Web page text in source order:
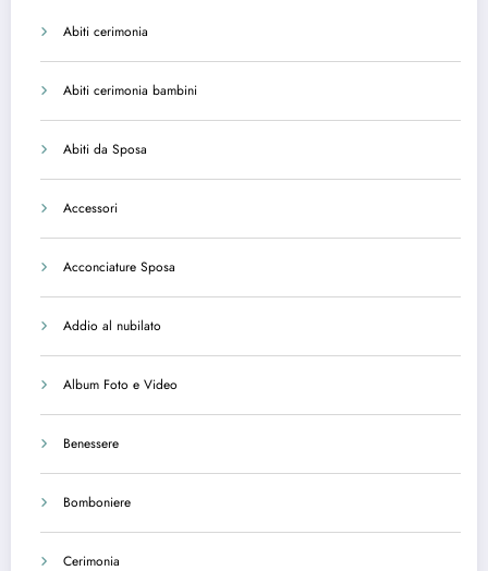
Abiti cerimonia
Abiti cerimonia bambini
Abiti da Sposa
Accessori
Acconciature Sposa
Addio al nubilato
Album Foto e Video
Benessere
Bomboniere
Cerimonia